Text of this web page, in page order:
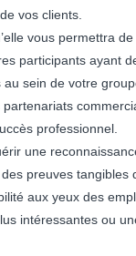
vos clients.
vous permettra
participants ayant
sein de votre
professionnel.
une
preuves tangibles
aux yeux des
intéressantes ou